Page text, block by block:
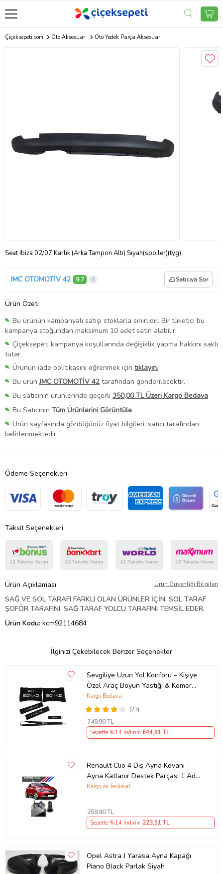
Çiçeksepeti.com Oto Aksesuar Oto Yedek Parça Aksesuar
Seat Ibiza 02/07 Karlık (Arka Tampon Altı) Sıyah(spoıler)(tyg)
JMC OTOMOTİV 42 9,7 Satıcıya Sor
Ürün Özeti
Bu ürünün kampanyalı satışı stoklarla sınırlıdır. Bir tüketici bu
kampanya stoğundan maksimum 10 adet satın alabilir.
Çiçeksepeti kampanya koşullarında değişiklik yapma hakkını saklı
tutar.
Ürünün iade politikasını öğrenmek için tıklayın.
Bu ürünJMC OTOMOTİV 42 tarafından gönderilecektir.
Bu satıcının ürünlerinde geçerli 350,00 TL Üzeri Kargo Bedava
Bu Satıcının Tüm Ürünlerini Görüntüle
Ürün sayfasında gördüğünüz fiyat bilgileri, satıcı tarafından
belirlenmektedir.
Ödeme Seçenekleri
Taksit Seçenekleri
Ürün Açıklaması Ürün Güvenliği Bilgileri
SAĞ VE SOL TARAFI FARKLI OLAN ÜRÜNLER İÇİN, SOL TARAF
ŞOFÖR TARAFINI, SAĞ TARAF YOLCU TARAFINI TEMSİL EDER.
Ürün Kodu: kcm92114684
İlginizi Çekebilecek Benzer Seçenekler
Sevgiliye Uzun Yol Konforu – Kişiye
Özel Araç Boyun Yastığı & Kemer
Pedi Hediye Seti
(23)
Kargo Bedava
749,90 TL
Sepette %14 İndirim 644,91 TL
Renault Clio 4 Dış Ayna Kovanı -
Ayna Katlanır Destek Parçası 1 Adet
490307706 M3625
Kargo ile Teslimat
259,90 TL
Sepette %14 İndirim 223,51 TL
Opel Astra J Yarasa Ayna Kapağı
Piano Black Parlak Siyah